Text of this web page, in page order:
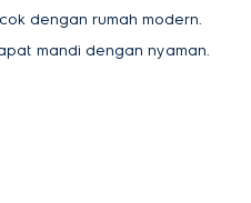
dengan rumah modern.
mandi dengan nyaman.